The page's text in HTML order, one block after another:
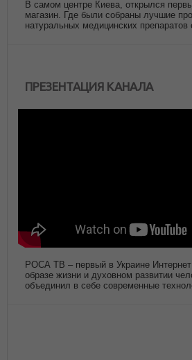
В самом центре Киева, открылся
магазин. Где были собраны лучшие
натуральных медицинских препаратов
ПРЕЗЕНТАЦИЯ КАНАЛА
РОСА ТВ – первый в Украине
образе жизни и духовном развитии
объединил в себе современные